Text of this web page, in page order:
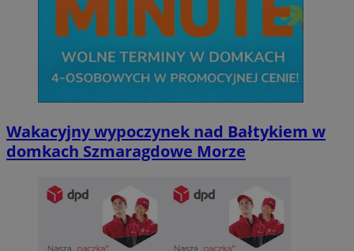
Wakacyjny wypoczynek nad Bałtykiem w
domkach Szmaragdowe Morze